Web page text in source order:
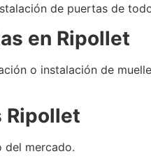
de puertas de
en Ripollet
o instalación de
Ripollet
del mercado.